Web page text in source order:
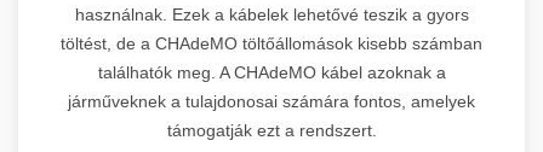
használnak. Ezek a kábelek lehetővé teszik a gyors
töltést, de a CHAdeMO töltőállomások kisebb számban
találhatók meg. A CHAdeMO kábel azoknak a
járműveknek a tulajdonosai számára fontos, amelyek
támogatják ezt a rendszert.